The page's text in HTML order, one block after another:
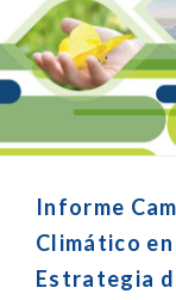
Informe
Climático
Estrategia